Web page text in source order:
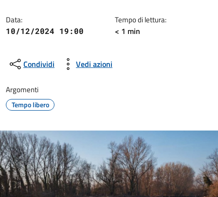
Data:
10/12/2024 19:00
Tempo di lettura:
< 1 min
Condividi Vedi azioni
Argomenti
Tempo libero